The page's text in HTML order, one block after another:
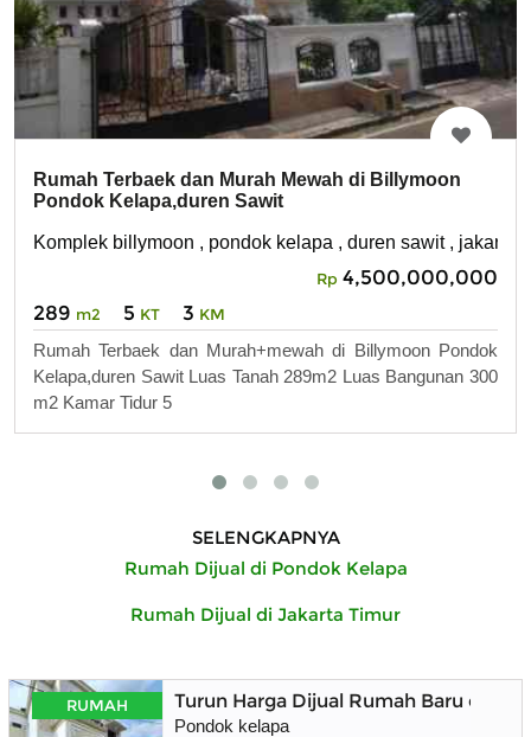
Rumah Terbaek dan Murah Mewah di Billymoon
Pondok Kelapa,duren Sawit
Komplek billymoon , pondok kelapa , duren sawit , jakarta
Rp 4,500,000,000
289 m2 5 KT 3 KM
Rumah Terbaek dan Murah+mewah di Billymoon Pondok
Kelapa,duren Sawit Luas Tanah 289m2 Luas Bangunan 300
m2 Kamar Tidur 5
SELENGKAPNYA
Rumah Dijual di Pondok Kelapa
Rumah Dijual di Jakarta Timur
RUMAH Turun Harga Dijual Rumah Baru
Pondok kelapa